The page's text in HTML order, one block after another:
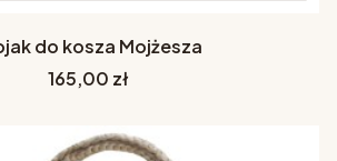
do kosza Mojżesza
Cena
165,00 zł